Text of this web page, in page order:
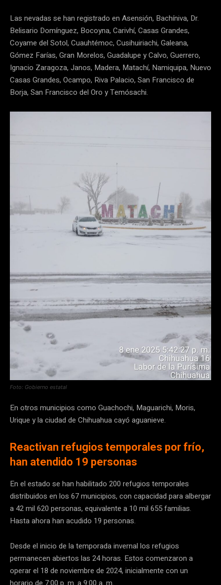
Las nevadas se han registrado en Asensión, Bachíniva, Dr.
Belisario Domínguez, Bocoyna, Carivhí, Casas Grandes,
Coyame del Sotol, Cuauhtémoc, Cusihuiriachi, Galeana,
Gómez Farías, Gran Morelos, Guadalupe y Calvo, Guerrero,
Ignacio Zaragoza, Janos, Madera, Matachí, Namiquipa, Nuevo
Casas Grandes, Ocampo, Riva Palacio, San Francisco de
Borja, San Francisco del Oro y Temósachi.
Foto: Gobierno estatal
En otros municipios como Guachochi, Maguarichi, Moris,
Urique y la ciudad de Chihuahua cayó aguanieve.
Reactivan refugios temporales por frío,
han atendido 19 personas
En el estado se han habilitado 200 refugios temporales
distribuidos en los 67 municipios, con capacidad para albergar
a 42 mil 620 personas, equivalente a 10 mil 655 familias.
Hasta ahora han acudido 19 personas.
Desde el inicio de la temporada invernal los refugios
permanecen abiertos las 24 horas. Estos comenzaron a
operar el 18 de noviembre de 2024, inicialmente con un